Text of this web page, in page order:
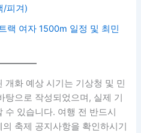
/피겨)
랙 여자 1500m 일정 및 최민
개화 예상 시기는 기상청 및 민
으로 작성되었으며, 실제 기
있습니다. 여행 전 반드시
축제 공지사항을 확인하시기